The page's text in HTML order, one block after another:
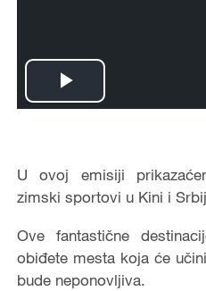
Play
U ovoj emisiji
zimski sportovi u Kini i
Ove fantastične
obiđete mesta koja će
bude neponovljiva.